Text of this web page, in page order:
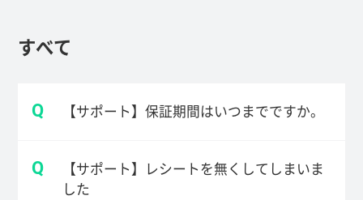
すべて
Q 【サポート】保証期間はいつまでですか。
Q
【サポート】レシートを無くしてしまいま
した